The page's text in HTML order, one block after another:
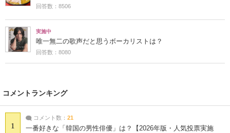
回答数：8506
実施中
唯一無二の歌声だと思うボーカリストは？
回答数：8080
コメントランキング
1
コメント数： 21
一番好きな「韓国の男性俳優」は？【2026年版・人気投票実施